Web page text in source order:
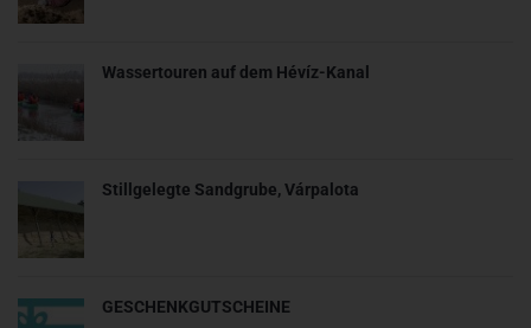
Wassertouren auf dem Hévíz-Kanal
Stillgelegte Sandgrube, Várpalota
GESCHENKGUTSCHEINE